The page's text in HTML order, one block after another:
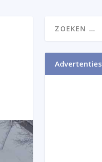
Advertenties